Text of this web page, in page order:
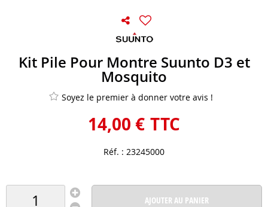
Kit Pile Pour Montre Suunto D3 et
Mosquito
Soyez le premier à donner votre avis !
14,00 € TTC
Réf. : 23245000
AJOUTER AU PANIER